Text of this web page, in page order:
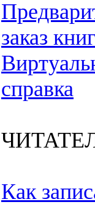
заказ
справка
Как